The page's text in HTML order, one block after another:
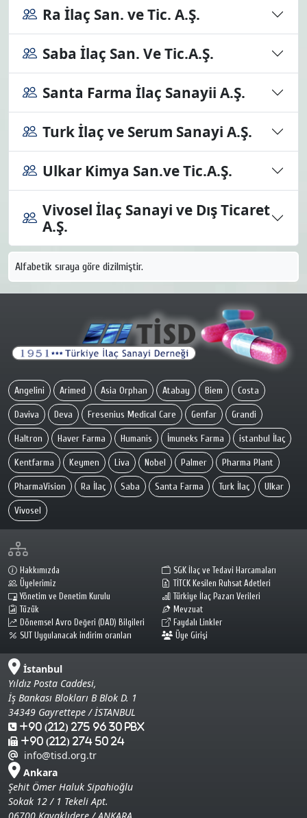
Ra İlaç San. ve Tic. A.Ş.
Saba İlaç San. Ve Tic.A.Ş.
Santa Farma İlaç Sanayii A.Ş.
Turk İlaç ve Serum Sanayi A.Ş.
Ulkar Kimya San.ve Tic.A.Ş.
Vivosel İlaç Sanayi ve Dış Ticaret
A.Ş.
Alfabetik sıraya göre dizilmiştir.
Angelini Arimed Asia Orphan Atabay Biem Costa
Daviva Deva Fresenius Medical Care Genfar Grandi
Haltron Haver Farma Humanis İmuneks Farma istanbul İlaç
Kentfarma Keymen Liva Nobel Palmer Pharma Plant
PharmaVision Ra İlaç Saba Santa Farma Turk İlaç Ulkar
Vivosel
Hakkımızda
Üyelerimiz
Yönetim ve Denetim Kurulu
Tüzük
Dönemsel Avro Değeri (DAD) Bilgileri
SUT Uygulanacak indirim oranları
SGK İlaç ve Tedavi Harcamaları
TİTCK Kesilen Ruhsat Adetleri
Türkiye İlaç Pazarı Verileri
Mevzuat
Faydalı Linkler
Üye Girişi
İstanbul
Yıldız Posta Caddesi,
İş Bankası Blokları B Blok D. 1
34349 Gayrettepe / İSTANBUL
+90 (212) 275 96 30 Pbx
+90 (212) 274 50 24
info@tisd.org.tr
Ankara
Şehit Ömer Haluk Sipahioğlu
Sokak 12 / 1 Tekeli Apt.